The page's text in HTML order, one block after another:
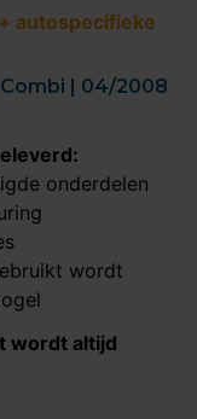
autospecifieke
| 04/2008
onderdelen
wordt
wordt altijd